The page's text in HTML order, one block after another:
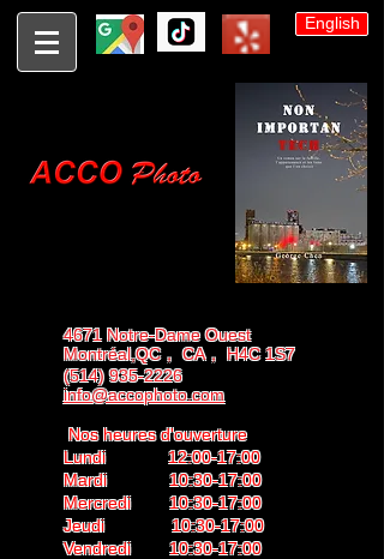
English
4671 Notre-Dame Ouest
Montréal,QC， CA， H4C 1S7
(514) 935-2226
info@accophoto.com
Nos heures d'ouverture
Lundi 12:00-17:00
Mardi 10:30-17:00
Mercredi 10:30-17:00
Jeudi 10:30-17:00
Vendredi 10:30-17:00